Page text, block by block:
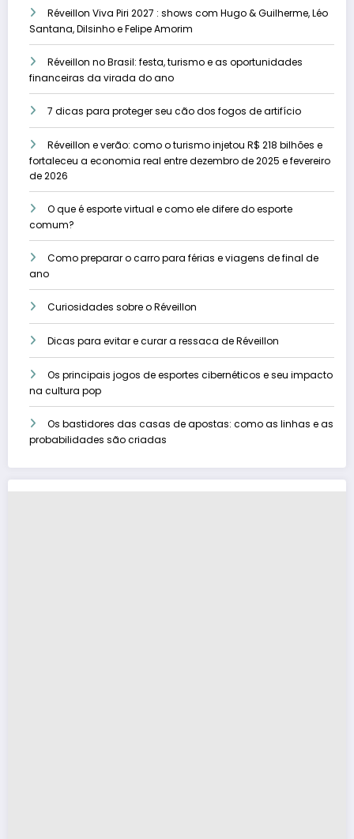
Réveillon Viva Piri 2027 : shows com Hugo & Guilherme, Léo
Santana, Dilsinho e Felipe Amorim
Réveillon no Brasil: festa, turismo e as oportunidades
financeiras da virada do ano
7 dicas para proteger seu cão dos fogos de artifício
Réveillon e verão: como o turismo injetou R$ 218 bilhões e
fortaleceu a economia real entre dezembro de 2025 e fevereiro
de 2026
O que é esporte virtual e como ele difere do esporte
comum?
Como preparar o carro para férias e viagens de final de
ano
Curiosidades sobre o Réveillon
Dicas para evitar e curar a ressaca de Réveillon
Os principais jogos de esportes cibernéticos e seu impacto
na cultura pop
Os bastidores das casas de apostas: como as linhas e as
probabilidades são criadas